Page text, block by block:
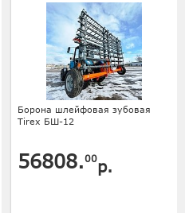
Борона шлейфовая зубовая
Tirex БШ-12
56808.00р.